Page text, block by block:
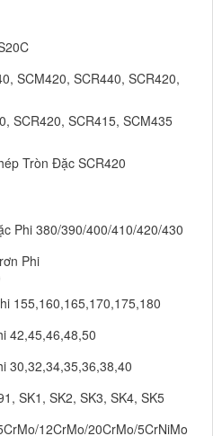
SCM420, SCR440, SCR420,
SCR420, SCR415, SCM435
Tròn Đặc SCR420
Phi 380/390/400/410/420/430
Phi
155,160,165,170,175,180
42,45,46,48,50
30,32,34,35,36,38,40
SK1, SK2, SK3, SK4, SK5
12CrMo/20CrMo/5CrNiMo